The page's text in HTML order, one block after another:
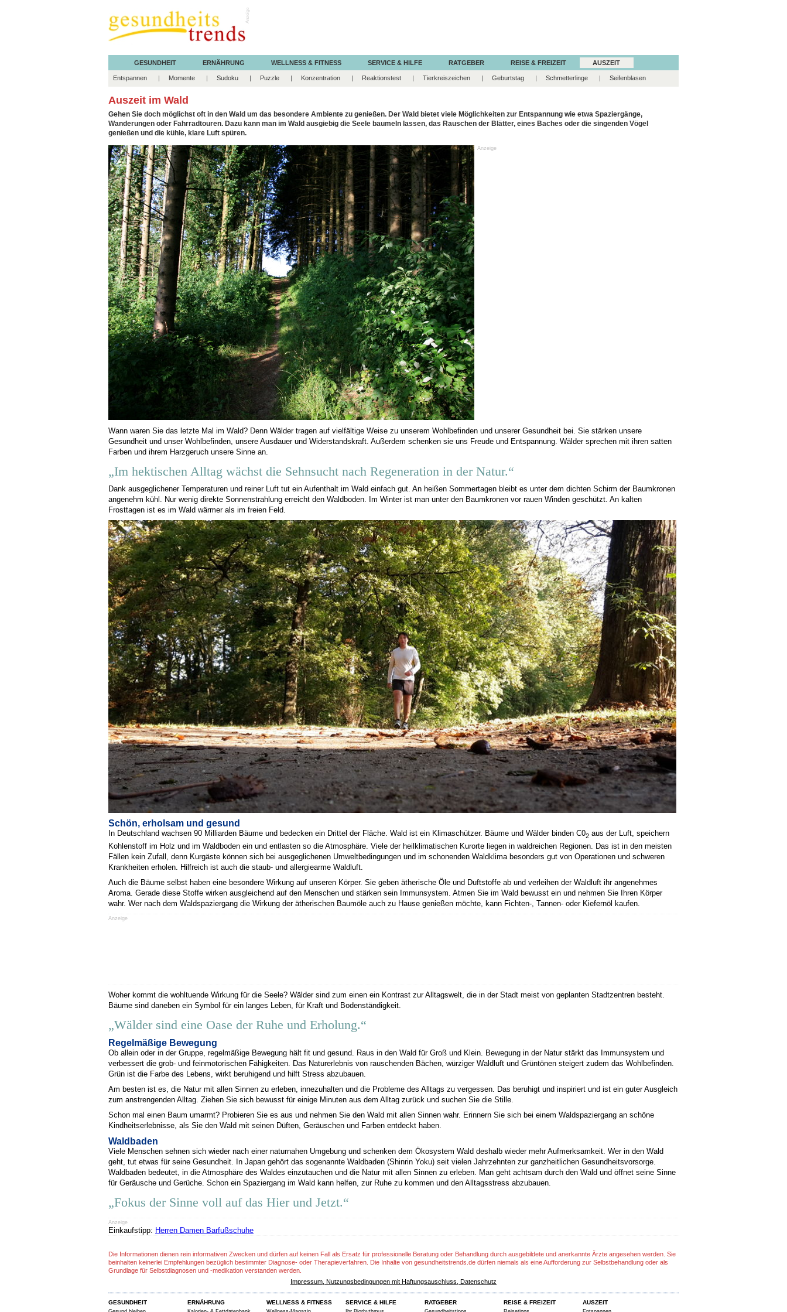
Anzeige
GESUNDHEIT ERNÄHRUNG WELLNESS & FITNESS SERVICE & HILFE RATGEBER REISE & FREIZEIT AUSZEIT
Entspannen Momente Sudoku Puzzle Konzentration Reaktionstest Tierkreiszeichen Geburtstag Schmetterlinge Seifenblasen
Auszeit im Wald
Gehen Sie doch möglichst oft in den Wald um das besondere Ambiente zu genießen. Der Wald bietet viele Möglichkeiten zur Entspannung wie etwa Spaziergänge,
Wanderungen oder Fahrradtouren. Dazu kann man im Wald ausgiebig die Seele baumeln lassen, das Rauschen der Blätter, eines Baches oder die singenden Vögel
genießen und die kühle, klare Luft spüren.
Anzeige
Wann waren Sie das letzte Mal im Wald? Denn Wälder tragen auf vielfältige Weise zu unserem Wohlbefinden und unserer Gesundheit bei. Sie stärken unsere
Gesundheit und unser Wohlbefinden, unsere Ausdauer und Widerstandskraft. Außerdem schenken sie uns Freude und Entspannung. Wälder sprechen mit ihren satten
Farben und ihrem Harzgeruch unsere Sinne an.
„Im hektischen Alltag wächst die Sehnsucht nach Regeneration in der Natur.“
Dank ausgeglichener Temperaturen und reiner Luft tut ein Aufenthalt im Wald einfach gut. An heißen Sommertagen bleibt es unter dem dichten Schirm der Baumkronen
angenehm kühl. Nur wenig direkte Sonnenstrahlung erreicht den Waldboden. Im Winter ist man unter den Baumkronen vor rauen Winden geschützt. An kalten
Frosttagen ist es im Wald wärmer als im freien Feld.
Schön, erholsam und gesund
In Deutschland wachsen 90 Milliarden Bäume und bedecken ein Drittel der Fläche. Wald ist ein Klimaschützer. Bäume und Wälder binden C02 aus der Luft, speichern
Kohlenstoff im Holz und im Waldboden ein und entlasten so die Atmosphäre. Viele der heilklimatischen Kurorte liegen in waldreichen Regionen. Das ist in den meisten
Fällen kein Zufall, denn Kurgäste können sich bei ausgeglichenen Umweltbedingungen und im schonenden Waldklima besonders gut von Operationen und schweren
Krankheiten erholen. Hilfreich ist auch die staub- und allergiearme Waldluft.
Auch die Bäume selbst haben eine besondere Wirkung auf unseren Körper. Sie geben ätherische Öle und Duftstoffe ab und verleihen der Waldluft ihr angenehmes
Aroma. Gerade diese Stoffe wirken ausgleichend auf den Menschen und stärken sein Immunsystem. Atmen Sie im Wald bewusst ein und nehmen Sie Ihren Körper
wahr. Wer nach dem Waldspaziergang die Wirkung der ätherischen Baumöle auch zu Hause genießen möchte, kann Fichten-, Tannen- oder Kiefernöl kaufen.
Anzeige
Woher kommt die wohltuende Wirkung für die Seele? Wälder sind zum einen ein Kontrast zur Alltagswelt, die in der Stadt meist von geplanten Stadtzentren besteht.
Bäume sind daneben ein Symbol für ein langes Leben, für Kraft und Bodenständigkeit.
„Wälder sind eine Oase der Ruhe und Erholung.“
Regelmäßige Bewegung
Ob allein oder in der Gruppe, regelmäßige Bewegung hält fit und gesund. Raus in den Wald für Groß und Klein. Bewegung in der Natur stärkt das Immunsystem und
verbessert die grob- und feinmotorischen Fähigkeiten. Das Naturerlebnis von rauschenden Bächen, würziger Waldluft und Grüntönen steigert zudem das Wohlbefinden.
Grün ist die Farbe des Lebens, wirkt beruhigend und hilft Stress abzubauen.
Am besten ist es, die Natur mit allen Sinnen zu erleben, innezuhalten und die Probleme des Alltags zu vergessen. Das beruhigt und inspiriert und ist ein guter Ausgleich
zum anstrengenden Alltag. Ziehen Sie sich bewusst für einige Minuten aus dem Alltag zurück und suchen Sie die Stille.
Schon mal einen Baum umarmt? Probieren Sie es aus und nehmen Sie den Wald mit allen Sinnen wahr. Erinnern Sie sich bei einem Waldspaziergang an schöne
Kindheitserlebnisse, als Sie den Wald mit seinen Düften, Geräuschen und Farben entdeckt haben.
Waldbaden
Viele Menschen sehnen sich wieder nach einer naturnahen Umgebung und schenken dem Ökosystem Wald deshalb wieder mehr Aufmerksamkeit. Wer in den Wald
geht, tut etwas für seine Gesundheit. In Japan gehört das sogenannte Waldbaden (Shinrin Yoku) seit vielen Jahrzehnten zur ganzheitlichen Gesundheitsvorsorge.
Waldbaden bedeutet, in die Atmosphäre des Waldes einzutauchen und die Natur mit allen Sinnen zu erleben. Man geht achtsam durch den Wald und öffnet seine Sinne
für Geräusche und Gerüche. Schon ein Spaziergang im Wald kann helfen, zur Ruhe zu kommen und den Alltagsstress abzubauen.
„Fokus der Sinne voll auf das Hier und Jetzt.“
Anzeige
Einkaufstipp: Herren Damen Barfußschuhe
Die Informationen dienen rein informativen Zwecken und dürfen auf keinen Fall als Ersatz für professionelle Beratung oder Behandlung durch ausgebildete und anerkannte Ärzte angesehen werden. Sie
beinhalten keinerlei Empfehlungen bezüglich bestimmter Diagnose- oder Therapieverfahren. Die Inhalte von gesundheitstrends.de dürfen niemals als eine Aufforderung zur Selbstbehandlung oder als
Grundlage für Selbstdiagnosen und -medikation verstanden werden.
Impressum, Nutzungsbedingungen mit Haftungsauschluss, Datenschutz
GESUNDHEIT ERNÄHRUNG WELLNESS & FITNESS SERVICE & HILFE RATGEBER REISE & FREIZEIT AUSZEIT